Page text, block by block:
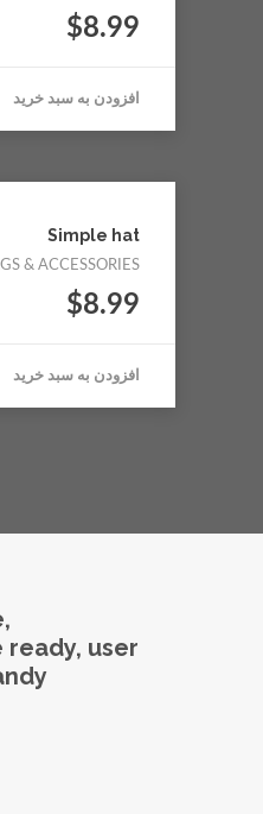
5.00
از 5
$8.99
افزودن به سبد خرید
Simple hat
& ACCESSORIES
$8.99
افزودن به سبد خرید
user